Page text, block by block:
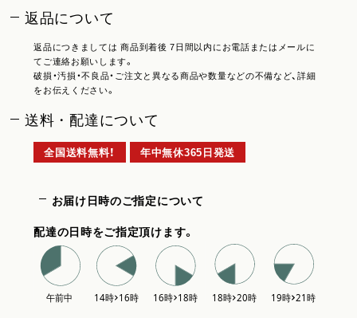
返品について
返品につきましては 商品到着後 7日間以内にお電話またはメールに
てご連絡お願いします。
破損・汚損・不良品・ご注文と異なる商品や数量などの不備など、詳細
をお伝えください。
送料・配達について
全国送料無料！ 年中無休365日発送
お届け日時のご指定について
配達の日時をご指定頂けます。